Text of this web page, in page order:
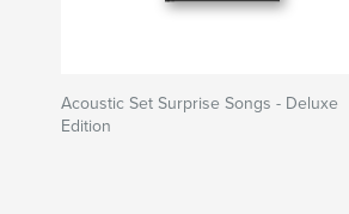
Acoustic Set Surprise Songs - Deluxe
Edition